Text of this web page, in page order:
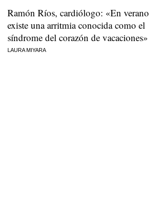
Ramón Ríos, cardiólogo: «En verano
existe una arritmia conocida como el
síndrome del corazón de vacaciones»
LAURA MIYARA